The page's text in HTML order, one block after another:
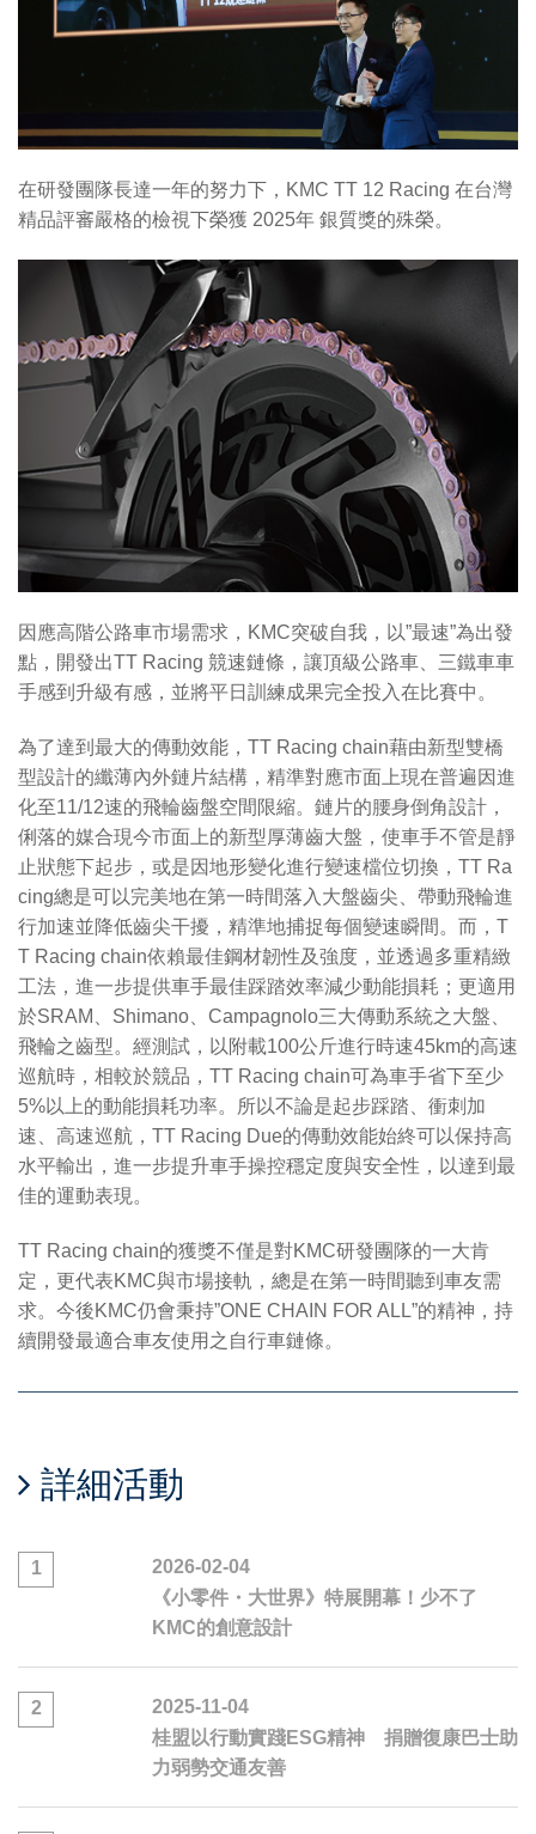
在研發團隊長達一年的努力下，KMC TT 12 Racing 在台灣
精品評審嚴格的檢視下榮獲 2025年 銀質獎的殊榮。
因應高階公路車市場需求，KMC突破自我，以”最速”為出發
點，開發出TT Racing 競速鏈條，讓頂級公路車、三鐵車車
手感到升級有感，並將平日訓練成果完全投入在比賽中。
為了達到最大的傳動效能，TT Racing chain藉由新型雙橋
型設計的纖薄內外鏈片結構，精準對應市面上現在普遍因進
化至11/12速的飛輪齒盤空間限縮。鏈片的腰身倒角設計，
俐落的媒合現今市面上的新型厚薄齒大盤，使車手不管是靜
止狀態下起步，或是因地形變化進行變速檔位切換，TT Ra
cing總是可以完美地在第一時間落入大盤齒尖、帶動飛輪進
行加速並降低齒尖干擾，精準地捕捉每個變速瞬間。而，T
T Racing chain依賴最佳鋼材韌性及強度，並透過多重精緻
工法，進一步提供車手最佳踩踏效率減少動能損耗；更適用
於SRAM、Shimano、Campagnolo三大傳動系統之大盤、
飛輪之齒型。經測試，以附載100公斤進行時速45km的高速
巡航時，相較於競品，TT Racing chain可為車手省下至少
5%以上的動能損耗功率。所以不論是起步踩踏、衝刺加
速、高速巡航，TT Racing Due的傳動效能始終可以保持高
水平輸出，進一步提升車手操控穩定度與安全性，以達到最
佳的運動表現。
TT Racing chain的獲獎不僅是對KMC研發團隊的一大肯
定，更代表KMC與市場接軌，總是在第一時間聽到車友需
求。今後KMC仍會秉持”ONE CHAIN FOR ALL”的精神，持
續開發最適合車友使用之自行車鏈條。
詳細活動
1
2026-02-04
《小零件・大世界》特展開幕！少不了
KMC的創意設計
2
2025-11-04
桂盟以行動實踐ESG精神 捐贈復康巴士助
力弱勢交通友善